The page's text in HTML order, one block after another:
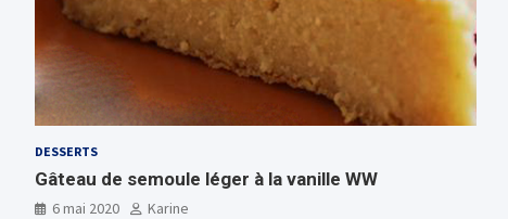
DESSERTS
Gâteau de semoule léger à la vanille WW
6 mai 2020 Karine